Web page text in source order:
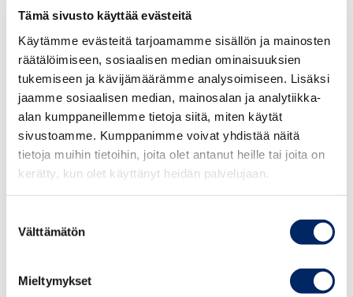
Tämä sivusto käyttää evästeitä
Käytämme evästeitä tarjoamamme sisällön ja mainosten
räätälöimiseen, sosiaalisen median ominaisuuksien
tukemiseen ja kävijämäärämme analysoimiseen. Lisäksi
jaamme sosiaalisen median, mainosalan ja analytiikka-
alan kumppaneillemme tietoja siitä, miten käytät
sivustoamme. Kumppanimme voivat yhdistää näitä
tietoja muihin tietoihin, joita olet antanut heille tai joita on
kerätty, kun olet käyttänyt heidän palvelujaan.
valinta
Välttämätön
Mieltymykset
asetettuja rajauksia perusteltuina valtiontalouden tilanne
huomioon ottaen. Suhteellisen pitkä käyttöaika kuitenkin
heikentää investointihyvityksestä saatavan taloudellisen
hyödyn nykyarvoa investointilaskemissa toisin kuin
nopeammassa aikataulussa myönnettävä suora tuki.
Ehdotetuissa 27-28 §:ssä säädettäisiin
omistajanvaihdosten ja yritysjärjestelyiden
vaikutuksesta verohyvityksen vähentämiseen siten, että
yritysjärjestelyn johdosta vastaavin edellytyksin kuin
Yrityksen omistajanvaihdostilanteissa investointihyvitys